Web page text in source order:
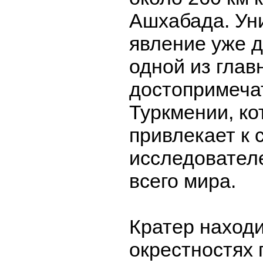
Ашхабада.
явление уже
одной из
Туркмении,
привлекает к
всего мира.
Кратер
окрестностях